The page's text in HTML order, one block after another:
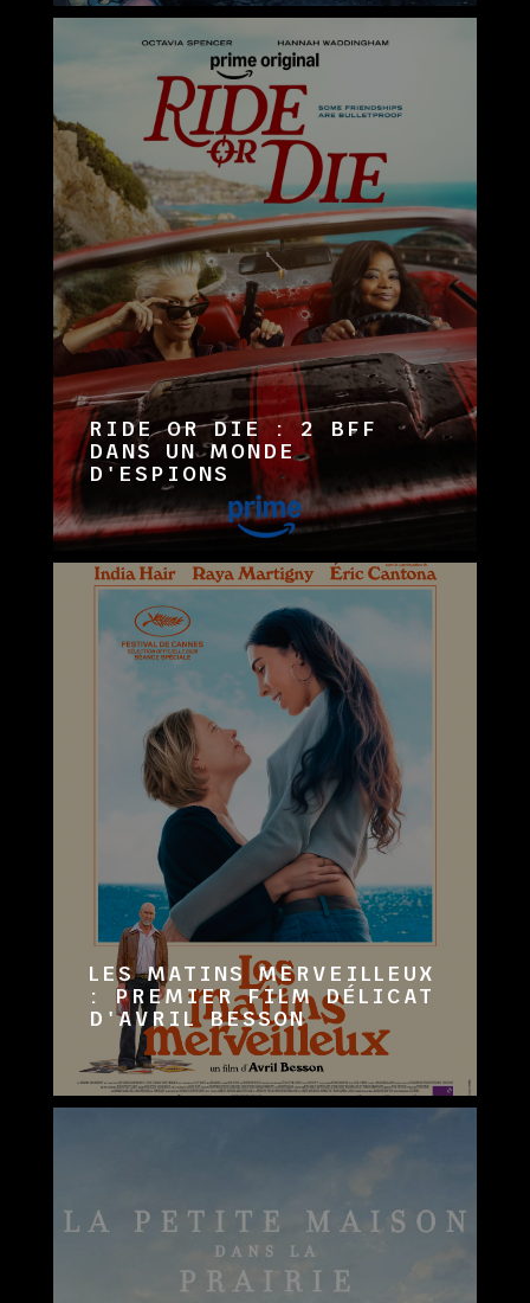
RIDE OR DIE : 2 BFF
DANS UN MONDE
D'ESPIONS
LES MATINS MERVEILLEUX
: PREMIER FILM DÉLICAT
D'AVRIL BESSON